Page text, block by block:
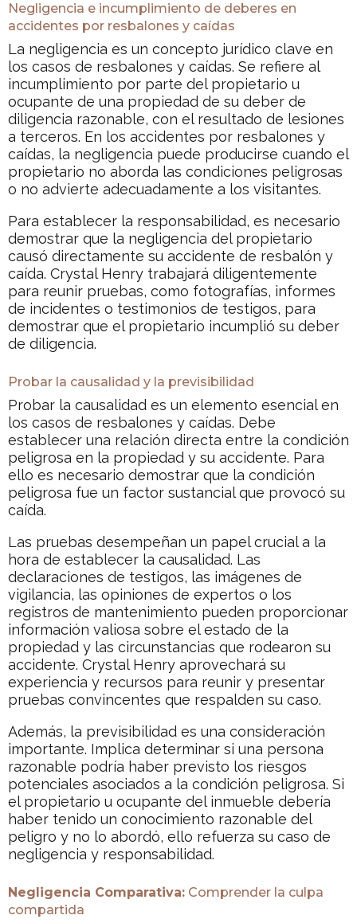
Negligencia e incumplimiento de deberes en
accidentes por resbalones y caídas
La negligencia es un concepto jurídico clave en
los casos de resbalones y caídas. Se refiere al
incumplimiento por parte del propietario u
ocupante de una propiedad de su deber de
diligencia razonable, con el resultado de lesiones
a terceros. En los accidentes por resbalones y
caídas, la negligencia puede producirse cuando el
propietario no aborda las condiciones peligrosas
o no advierte adecuadamente a los visitantes.
Para establecer la responsabilidad, es necesario
demostrar que la negligencia del propietario
causó directamente su accidente de resbalón y
caída. Crystal Henry trabajará diligentemente
para reunir pruebas, como fotografías, informes
de incidentes o testimonios de testigos, para
demostrar que el propietario incumplió su deber
de diligencia.
Probar la causalidad y la previsibilidad
Probar la causalidad es un elemento esencial en
los casos de resbalones y caídas. Debe
establecer una relación directa entre la condición
peligrosa en la propiedad y su accidente. Para
ello es necesario demostrar que la condición
peligrosa fue un factor sustancial que provocó su
caída.
Las pruebas desempeñan un papel crucial a la
hora de establecer la causalidad. Las
declaraciones de testigos, las imágenes de
vigilancia, las opiniones de expertos o los
registros de mantenimiento pueden proporcionar
información valiosa sobre el estado de la
propiedad y las circunstancias que rodearon su
accidente. Crystal Henry aprovechará su
experiencia y recursos para reunir y presentar
pruebas convincentes que respalden su caso.
Además, la previsibilidad es una consideración
importante. Implica determinar si una persona
razonable podría haber previsto los riesgos
potenciales asociados a la condición peligrosa. Si
el propietario u ocupante del inmueble debería
haber tenido un conocimiento razonable del
peligro y no lo abordó, ello refuerza su caso de
negligencia y responsabilidad.
Negligencia Comparativa: Comprender la culpa
compartida